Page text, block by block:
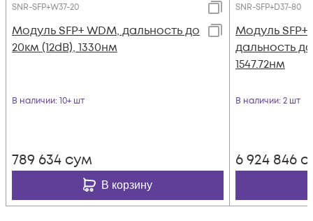
SNR-SFP+W37-20
Модуль SFP+ WDM, дальность до
20км (12dB), 1330нм
В наличии: 10+ шт
789 634 сум
В корзину
SNR-SFP+D37-80
Модуль SFP+
дальность
1547.72нм
В наличии: 2 шт
6 924 846